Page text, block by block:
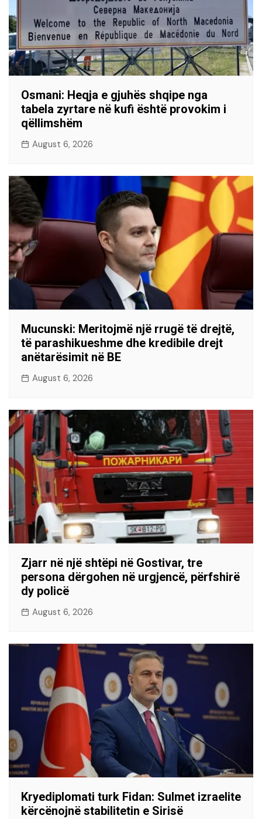
Osmani: Heqja e gjuhës shqipe nga
tabela zyrtare në kufi është provokim i
qëllimshëm
August 6, 2026
Mucunski: Meritojmë një rrugë të drejtë,
të parashikueshme dhe kredibile drejt
anëtarësimit në BE
August 6, 2026
Zjarr në një shtëpi në Gostivar, tre
persona dërgohen në urgjencë, përfshirë
dy policë
August 6, 2026
Kryediplomati turk Fidan: Sulmet izraelite
kërcënojnë stabilitetin e Sirisë